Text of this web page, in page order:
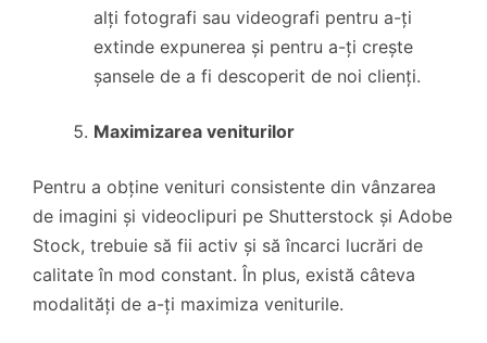
alți fotografi sau videografi pentru a-ți
extinde expunerea și pentru a-ți crește
șansele de a fi descoperit de noi clienți.
Maximizarea veniturilor
Pentru a obține venituri consistente din vânzarea
de imagini și videoclipuri pe Shutterstock și Adobe
Stock, trebuie să fii activ și să încarci lucrări de
calitate în mod constant. În plus, există câteva
modalități de a-ți maximiza veniturile.